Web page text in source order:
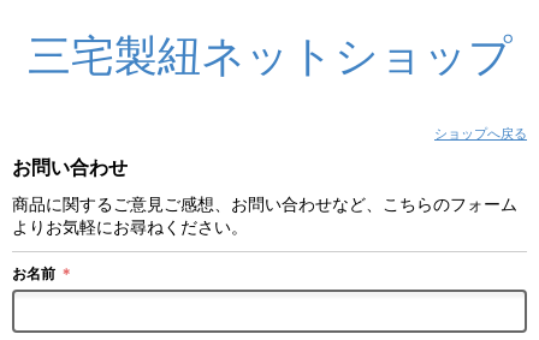
三宅製紐ネットショップ
ショップへ戻る
お問い合わせ
商品に関するご意見ご感想、お問い合わせなど、こちらのフォーム
よりお気軽にお尋ねください。
お名前 ＊